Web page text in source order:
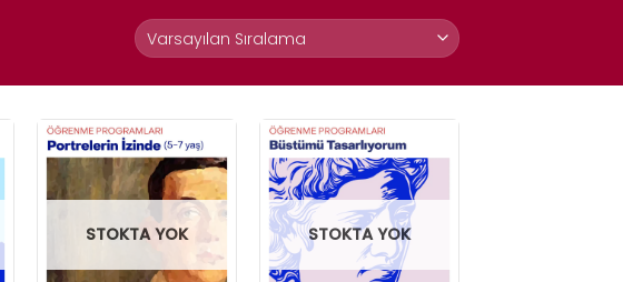
STOKTA YOK STOKTA YOK